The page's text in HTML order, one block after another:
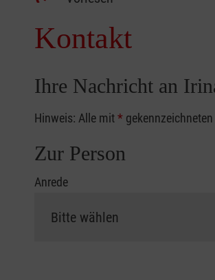
Kontakt
Ihre Nachricht an
Hinweis: Alle mit*
Zur Person
Anrede